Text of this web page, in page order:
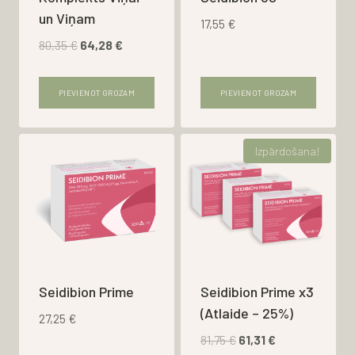
un Viņam
80,35€ Original
64,28€
PIEVIENOT GROZAM
17,55 €
PIEVIENOT GROZAM
Seidibion Prime
27,25 €
Izpārdošana!
Seidibion Prime x3
(Atlaide – 25%)
81,75€ Original
61,31€